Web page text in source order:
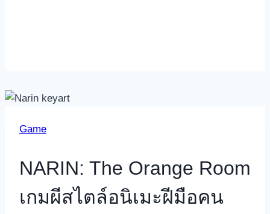
Game
NARIN: The Orange Room
เกมผีสไตล์อนิเมะฝีมือคน